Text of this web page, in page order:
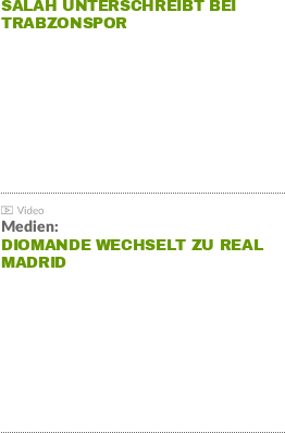
SALAH UNTERSCHREIBT BEI
TRABZONSPOR
Medien:
DIOMANDE WECHSELT ZU REAL
MADRID